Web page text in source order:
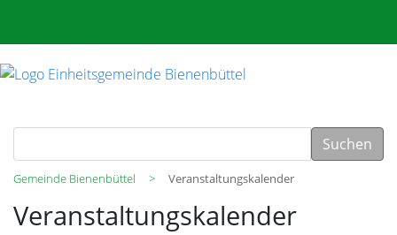
Suchen
Gemeinde Bienenbüttel Veranstaltungskalender
Veranstaltungskalender